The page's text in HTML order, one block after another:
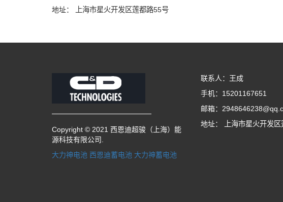
地址：
上海市星火开发区莲都路55号
Copyright © 2021 西恩迪超骏（上海）能
源科技有限公司.
大力神电池 西恩迪蓄电池 大力神蓄电池
联系人：王成
手机：15201167651
邮箱：
地址：
上海市星火开发